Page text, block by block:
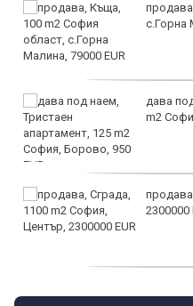
с.Горна
дава
m2
2300000